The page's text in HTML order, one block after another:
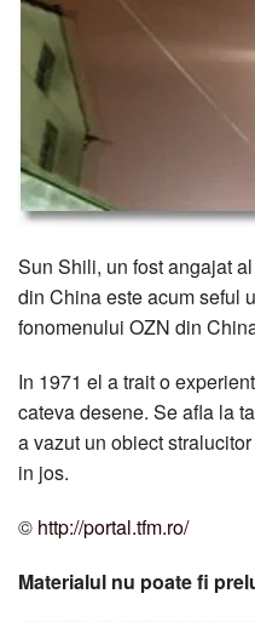
Sun Shili, un fost angajat
din China este acum seful
fonomenului OZN din
In 1971 el a trait o
cateva desene. Se afla la
a vazut un obiect
in jos.
© http://portal.tfm.ro/
Materialul nu poate fi